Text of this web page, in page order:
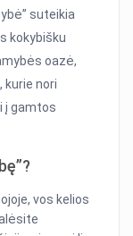
suteikia
kokybišku
oazė,
kurie nori
į gamtos
vos kelios